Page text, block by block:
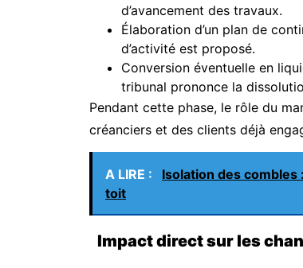
d’avancement des travaux.
Élaboration d’un plan de
d’activité est proposé.
Conversion éventuelle en
tribunal prononce la
Pendant cette phase, le rôle du
créanciers et des clients déjà
A LIRE :
Isolation des combles
toit
Impact direct sur les